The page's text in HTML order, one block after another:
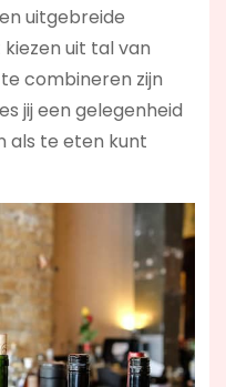
uitgebreide
uit tal van
combineren zijn
jij een gelegenheid
als te eten kunt